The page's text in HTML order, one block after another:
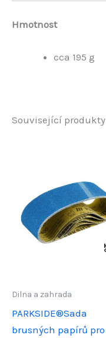
Hmotnost
cca 195 g
Související produkty
Dilna a zahrada
PARKSIDE®Sada
brusných papírů pro